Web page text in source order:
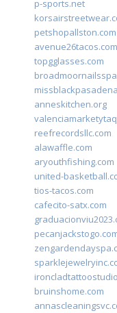
p-sports.net
petshopallston.com
avenue26tacos.com
topgglasses.com
anneskitchen.org
reefrecordsllc.com
alawaffle.com
aryouthfishing.com
united-
tios-tacos.com
cafecito-satx.com
bruinshome.com